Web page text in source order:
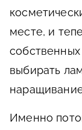
месте, и
выбирать
Именно